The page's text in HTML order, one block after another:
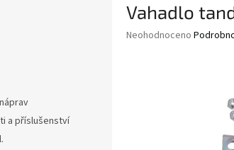
a příslušenství
Vahadlo
Průměrné
Neohodnoceno